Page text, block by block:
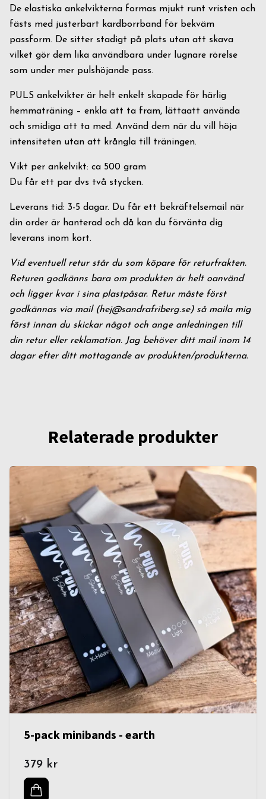
De elastiska ankelvikterna formas mjukt runt vristen och
fästs med justerbart kardborrband för bekväm
passform. De sitter stadigt på plats utan att skava
vilket gör dem lika användbara under lugnare rörelse
som under mer pulshöjande pass.
PULS ankelvikter är helt enkelt skapade för härlig
hemmaträning – enkla att ta fram, lättaatt använda
och smidiga att ta med. Använd dem när du vill höja
intensiteten utan att krångla till träningen.
Vikt per ankelvikt: ca 500 gram
Du får ett par dvs två stycken.
Leverans tid: 3-5 dagar. Du får ett bekräftelsemail när
din order är hanterad och då kan du förvänta dig
leverans inom kort.
Vid eventuell retur står du som köpare för returfrakten.
Returen godkänns bara om produkten är helt oanvänd
och ligger kvar i sina plastpåsar. Retur måste först
godkännas via mail (hej@sandrafriberg.se) så maila mig
först innan du skickar något och ange anledningen till
din retur eller reklamation. Jag behöver ditt mail inom 14
dagar efter ditt mottagande av produkten/produkterna.
Relaterade produkter
5-pack minibands - earth
379 kr